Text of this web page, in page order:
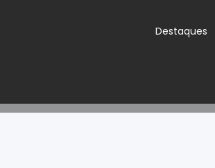
Destaques